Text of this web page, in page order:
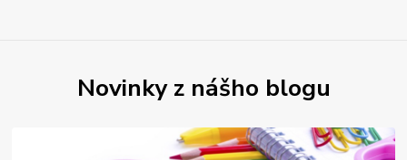
Novinky z nášho blogu